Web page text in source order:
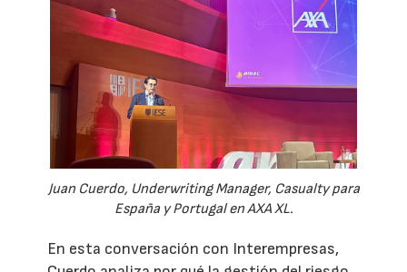
Juan Cuerdo, Underwriting Manager, Casualty para
España y Portugal en AXA XL.
En esta conversación con Interempresas,